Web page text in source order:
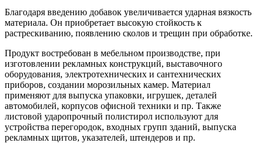
Благодаря введению добавок увеличивается ударная вязкость
материала. Он приобретает высокую стойкость к
растрескиванию, появлению сколов и трещин при обработке.
Продукт востребован в мебельном производстве, при
изготовлении рекламных конструкций, выставочного
оборудования, электротехнических и сантехнических
приборов, создании морозильных камер. Материал
применяют для выпуска упаковки, игрушек, деталей
автомобилей, корпусов офисной техники и пр. Также
листовой ударопрочный полистирол используют для
устройства перегородок, входных групп зданий, выпуска
рекламных щитов, указателей, штендеров и пр.